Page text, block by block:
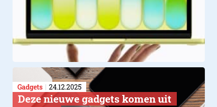
Gadgets 24.12.2025
Deze nieuwe gadgets komen uit